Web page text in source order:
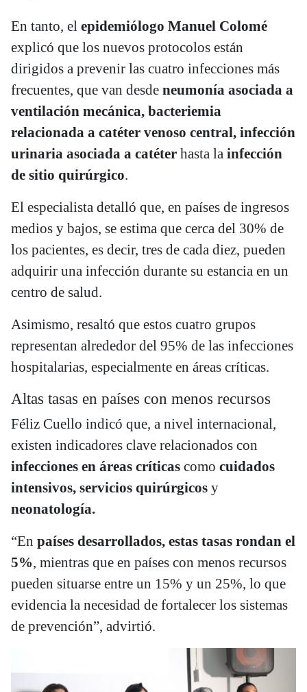
En tanto, el epidemiólogo Manuel Colomé
explicó que los nuevos protocolos están
dirigidos a prevenir las cuatro infecciones más
frecuentes, que van desde neumonía asociada a
ventilación mecánica, bacteriemia
relacionada a catéter venoso central, infección
urinaria asociada a catéter hasta la infección
de sitio quirúrgico.
El especialista detalló que, en países de ingresos
medios y bajos, se estima que cerca del 30% de
los pacientes, es decir, tres de cada diez, pueden
adquirir una infección durante su estancia en un
centro de salud.
Asimismo, resaltó que estos cuatro grupos
representan alrededor del 95% de las infecciones
hospitalarias, especialmente en áreas críticas.
Altas tasas en países con menos recursos
Féliz Cuello indicó que, a nivel internacional,
existen indicadores clave relacionados con
infecciones en áreas críticas como cuidados
intensivos, servicios quirúrgicos y
neonatología.
“En países desarrollados, estas tasas rondan el
5%, mientras que en países con menos recursos
pueden situarse entre un 15% y un 25%, lo que
evidencia la necesidad de fortalecer los sistemas
de prevención”, advirtió.